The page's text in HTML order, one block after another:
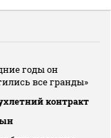
годы он
все гранды»
контракт